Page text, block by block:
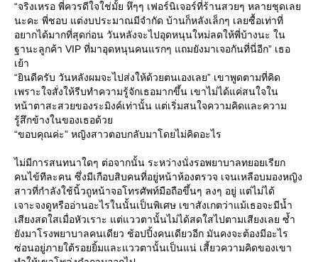
“จริงเหรอ พี่ควรดีใจใช่มั้ย หึๆๆ เฟอร์นิเจอร์ที่ร้านสวยๆ หลายชุดเล
นะคะ พี่ชอบ แต่งบประมาณมีจำกัด บ้านก็หลังเล็กๆ เลยซื้อเท่าที่
อยากได้มากที่สุดก่อน วันหลังจะไปอุดหนุนใหม่ลดให้พี่บ้างนะ ใน
ฐานะลูกค้า VIP ที่มาอุดหนุนคนแรกๆ แถมยังมาเจอกันที่นี่อีก” เธอ
เย้า
“ยินดีครับ วันหลังผมจะไปส่งให้ด้วยตนเองเลย” เขาพูดตามที่คิด
เพราะใจสั่งให้รีบทำความรู้จักเธอมากขึ้น เขาไม่ได้แค่สนใจใน
หน้าตาสะสวยของระมิงค์เท่านั้น แต่เริ่มสนใจความคิดและความ
รู้สึกข้างในของเธอด้ว
“ขอบคุณค่ะ” หญิงสาวตอบกลับมาโดยไม่คิดอะไร
ไม่มีการสนทนาใดๆ ต่อจากนั้น ระหว่างนั่งรอพยาบาลทยอยเรียก
คนไข้ทีละคน ซึ่งมีเกือบสิบคนที่อยู่หน้าห้องตรวจ เจนเหลือบมองหญิง
สาวที่กำลังใช้นิ้วถูหน้าจอโทรศัพท์มือถือขึ้นๆ ลงๆ อยู่ แต่ไม่ได้
เจาะจงดูหรืออ่านอะไรในนั้นเป็นพิเศษ เขาสังเกตว่าแม้เธอจะมีน้ำ
เสียงสดใสเมื่อหัวเราะ แต่แววตานั้นไม่ได้สดใสไปตามเสียงเลย ซ้ำ
ังมาโรงพยาบาลคนเดียว ช้อปปิ้งคนเดียวอีก มันคงจะต้องมีอะไร
ซ่อนอยู่ภายใต้รอยยิ้มและแววตานั้นเป็นแน่ เสี้ยวความคิดของเขา